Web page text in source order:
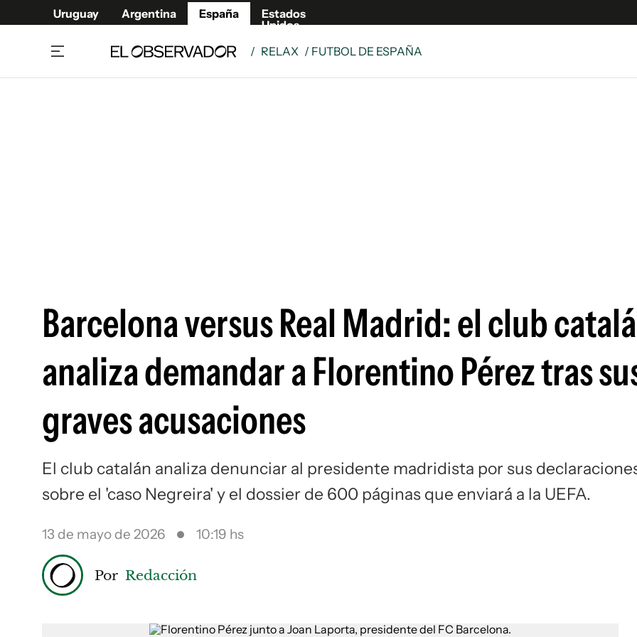
Uruguay Argentina España
Estados
Unidos
/ RELAX / FUTBOL DE ESPAÑA
Barcelona versus Real Madrid: el club
analiza demandar a Florentino Pérez tras
graves acusaciones
El club catalán analiza denunciar al presidente madridista por sus
sobre el 'caso Negreira' y el dossier de 600 páginas que enviará a la UEFA.
13 de mayo de 2026 10:19 hs
Por Redacción